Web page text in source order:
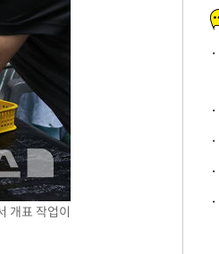
개표 작업이